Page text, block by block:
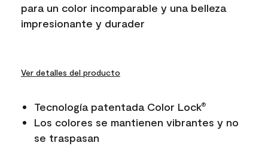
para un color incomparable y una belleza
impresionante y durader
Ver detalles del producto
Tecnología patentada Color Lock®
Los colores se mantienen vibrantes y no
se traspasan